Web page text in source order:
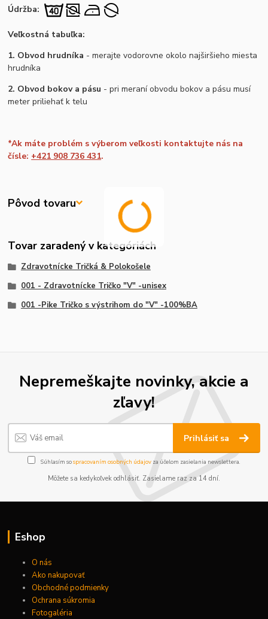
Údržba:
Veľkostná tabuľka:
1. Obvod hrudníka - merajte vodorovne okolo najširšieho miesta
hrudníka
2. Obvod bokov a pásu - pri meraní obvodu bokov a pásu musí
meter priliehať k telu
*Ak máte problém s výberom veľkosti kontaktujte nás na
čísle: +421 908 736 431.
Pôvod tovaru
Tovar zaradený v kategóriách
Zdravotnícke Tričká & Polokošele
001 - Zdravotnícke Tričko "V" -unisex
001 -Pike Tričko s výstrihom do "V" -100%BA
Nepremeškajte novinky, akcie a
zľavy!
Prihlásiť sa
Súhlasím sospracovaním osobných údajov za účelom zasielania newslettera.
Môžete sa kedykoľvek odhlásiť. Zasielame raz za 14 dní.
Eshop
O nás
Ako nakupovať
Obchodné podmienky
Ochrana súkromia
Fotogaléria